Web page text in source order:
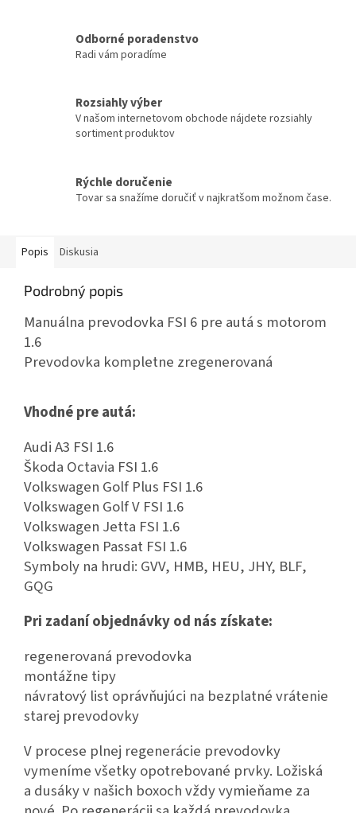
Odborné poradenstvo
Radi vám poradíme
Rozsiahly výber
V našom internetovom obchode nájdete rozsiahly
sortiment produktov
Rýchle doručenie
Tovar sa snažíme doručiť v najkratšom možnom čase.
Popis Diskusia
Podrobný popis
Manuálna prevodovka FSI 6 pre autá s motorom
1.6
Prevodovka kompletne zregenerovaná
Vhodné pre autá:
Audi A3 FSI 1.6
Škoda Octavia FSI 1.6
Volkswagen Golf Plus FSI 1.6
Volkswagen Golf V FSI 1.6
Volkswagen Jetta FSI 1.6
Volkswagen Passat FSI 1.6
Symboly na hrudi: GVV, HMB, HEU, JHY, BLF,
GQG
Pri zadaní objednávky od nás získate:
regenerovaná prevodovka
montážne tipy
návratový list oprávňujúci na bezplatné vrátenie
starej prevodovky
V procese plnej regenerácie prevodovky
vymeníme všetky opotrebované prvky. Ložiská
a dusáky v našich boxoch vždy vymieňame za